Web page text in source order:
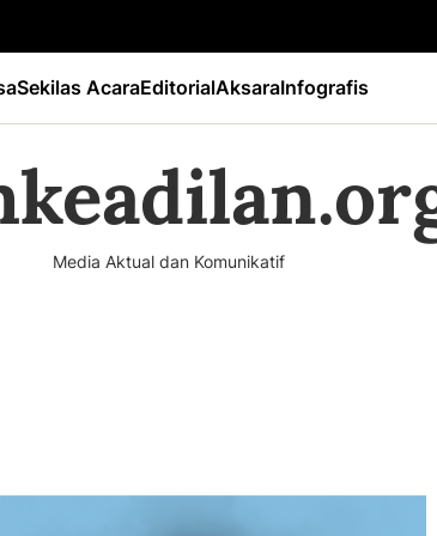
Sekilas AcaraEditorialAksaraInfografis
Media Aktual dan Komunikatif